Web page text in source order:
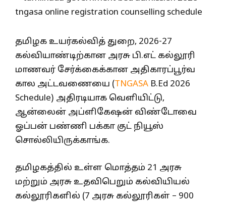
தமிழக உயர்கல்வித் துறை, 2026-27
கல்வியாண்டிற்கான அரசு பி.எட் கல்லூரி
மாணவர் சேர்க்கைக்கான அதிகாரப்பூர்வ
கால அட்டவணையை (TNGASA B.Ed 2026
Schedule) அதிரடியாக வெளியிட்டு,
ஆன்லைன் அப்ளிகேஷன் விண்டோவை
ஓப்பன் பண்ணி பக்கா குட் நியூஸ்
சொல்லியிருக்காங்க.
தமிழகத்தில் உள்ள மொத்தம் 21 அரசு
மற்றும் அரசு உதவிபெறும் கல்வியியல்
கல்லூரிகளில் (7 அரசு கல்லூரிகள் – 900